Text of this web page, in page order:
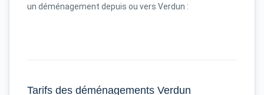
un déménagement depuis ou vers Verdun :
Tarifs des déménagements Verdun